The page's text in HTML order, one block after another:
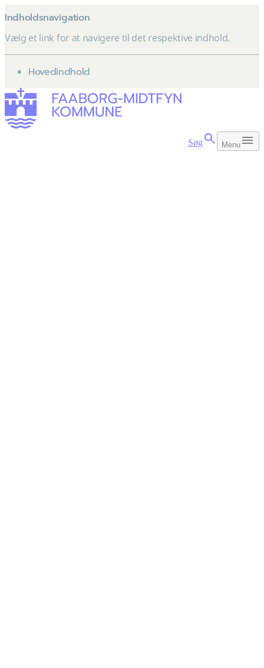
Indholdsnavigation
Vælg et link for at navigere til det respektive indhold.
gå til
Hovedindhold
Søg Menu